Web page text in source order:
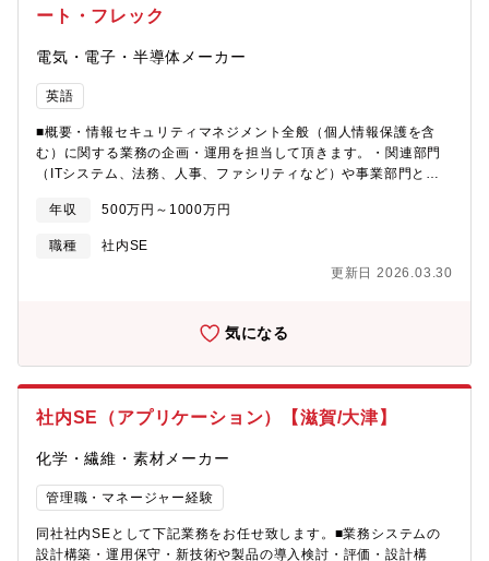
ん，将来的には海外駐在の機会もあります）・モノづくりを理解
セキュリティ（特に制御システム）やネットワークに関する知
設定（PowerAutomateの構築ではなく管理）・Microsoftセキュ
定・実装、運用、インシデント対応、レポートなど【やりがい・
り、スキル形成できる環境があります。また、各プロジェクトに
能です。【当社について】当社は、1917年に創業し、産業用チェ
ーン・マテハン(マテリアルハンドリング：産業用搬送装置)・モー
ションコントロール・モビリティの4事業を軸に事業を展開してい
な生活基盤の構築」「地球にやさしい社会の創造」に寄与し、次
世代ビジネスの領域へと事業を拡大することで、人・社会・地球
シェアNo.1※を誇る産業用スチールチェーンと自動車エンジン用
「ジップチェーン」や－150℃の超低温環境下で保管・管理できる
冷蔵庫など世界初の製品も開発し、多岐に渡り高品質な製品を生
み出しています。※シェアは当社調べ
ート・フレック
電気・電子・半導体メーカー
英語
■概要・情報セキュリティマネジメント全般（個人情報保護を含
む）に関する業務の企画・運用を担当して頂きます。・関連部門
（ITシステム、法務、人事、ファシリティなど）や事業部門と連
案、体制の整備・統制を担って頂きます。■詳細・情報セキュリテ
ィ・個人情報保護に関する体制・規定・仕組み等の整備・運用・
同体制の国内・海外への展開、浸透に向けた活動推進（従業員向
け教育・社内監査など）・情報セキュリティに関する個別施策の
（TISAX）取得に向けた企画・事業所支援【募集背景】近年、内
クが増加しており、情報セキュリティの重要性は一段と高まって
営情報といった企業秘密、さらには個人情報などを守るため、関
るため関係各所との連携、企画立案に取り組む本ポジションの募
集です。【当社について】企業HP：https://www.murata.com/ja-
jp■海外売上比率90％以上でグローバルに活躍！■世界シェア
NNo.1製品多数！■■超高収益、抜群の製品開発力を持ち、電子部
品業界を独走！!■■■■世界レベルでムラタしか作れない製品も多数
年収 500万円～1000万円
職種
社内SE
更新日 2026.03.30
気になる
社内SE（アプリケーション）【滋賀/大津】
化学・繊維・素材メーカー
管理職・マネージャー経験
同社社内SEとして下記業務をお任せ致します。■業務システムの
設計構築・運用保守・新技術や製品の導入検討・評価・設計構